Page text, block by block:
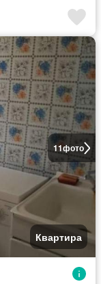
11фото
Квартира